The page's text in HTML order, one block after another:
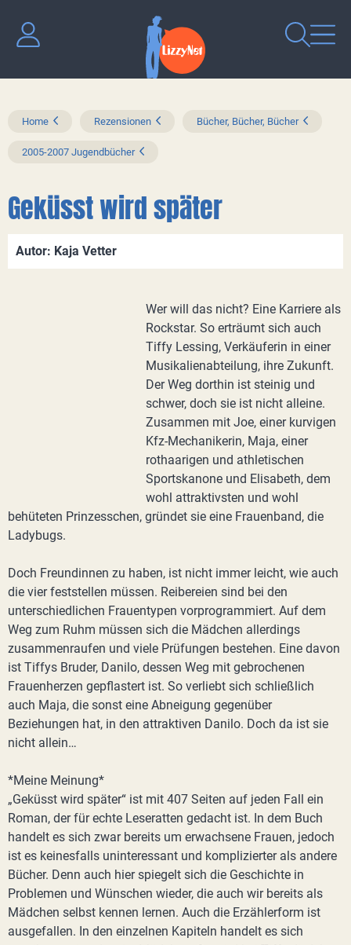
Home Rezensionen Bücher, Bücher, Bücher
2005-2007 Jugendbücher
Geküsst wird später
Autor: Kaja Vetter
Wer will das nicht? Eine Karriere als
Rockstar. So erträumt sich auch
Tiffy Lessing, Verkäuferin in einer
Musikalienabteilung, ihre Zukunft.
Der Weg dorthin ist steinig und
schwer, doch sie ist nicht alleine.
Zusammen mit Joe, einer kurvigen
Kfz-Mechanikerin, Maja, einer
rothaarigen und athletischen
Sportskanone und Elisabeth, dem
wohl attraktivsten und wohl
behüteten Prinzesschen, gründet sie eine Frauenband, die
Ladybugs.
Doch Freundinnen zu haben, ist nicht immer leicht, wie auch
die vier feststellen müssen. Reibereien sind bei den
unterschiedlichen Frauentypen vorprogrammiert. Auf dem
Weg zum Ruhm müssen sich die Mädchen allerdings
zusammenraufen und viele Prüfungen bestehen. Eine davon
ist Tiffys Bruder, Danilo, dessen Weg mit gebrochenen
Frauenherzen gepflastert ist. So verliebt sich schließlich
auch Maja, die sonst eine Abneigung gegenüber
Beziehungen hat, in den attraktiven Danilo. Doch da ist sie
nicht allein…
*Meine Meinung*
„Geküsst wird später“ ist mit 407 Seiten auf jeden Fall ein
Roman, der für echte Leseratten gedacht ist. In dem Buch
handelt es sich zwar bereits um erwachsene Frauen, jedoch
ist es keinesfalls uninteressant und komplizierter als andere
Bücher. Denn auch hier spiegelt sich die Geschichte in
Problemen und Wünschen wieder, die auch wir bereits als
Mädchen selbst kennen lernen. Auch die Erzählerform ist
ausgefallen. In den einzelnen Kapiteln handelt es sich